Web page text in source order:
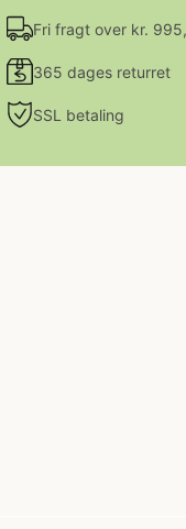
Fri fragt over kr.
365 dages returret
SSL betaling